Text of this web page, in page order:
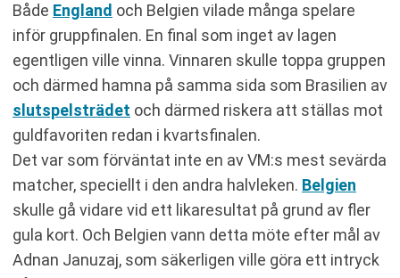
Både England och Belgien vilade många spelare
inför gruppfinalen. En final som inget av lagen
egentligen ville vinna. Vinnaren skulle toppa gruppen
och därmed hamna på samma sida som Brasilien av
slutspelsträdet och därmed riskera att ställas mot
guldfavoriten redan i kvartsfinalen.
Det var som förväntat inte en av VM:s mest sevärda
matcher, speciellt i den andra halvleken. Belgien
skulle gå vidare vid ett likaresultat på grund av fler
gula kort. Och Belgien vann detta möte efter mål av
Adnan Januzaj, som säkerligen ville göra ett intryck